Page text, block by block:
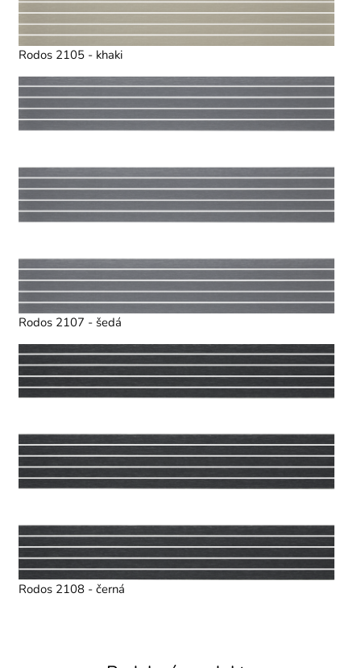
Rodos 2105 - khaki
Rodos 2107 - šedá
Rodos 2108 - černá